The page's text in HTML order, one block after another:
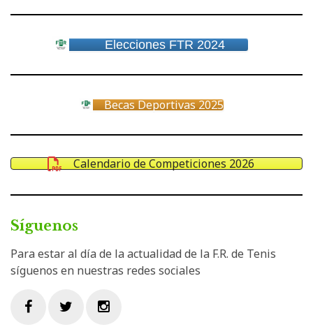
Elecciones FTR 2024
Becas Deportivas 2025
Calendario de Competiciones 2026
Síguenos
Para estar al día de la actualidad de la F.R. de Tenis
síguenos en nuestras redes sociales